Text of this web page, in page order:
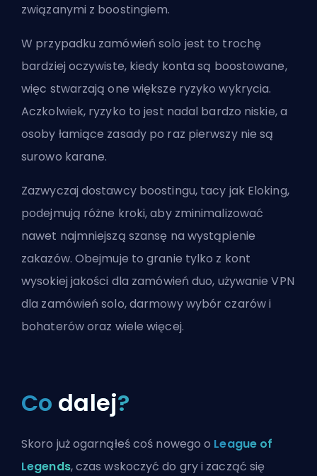
związanymi z boostingiem.
W przypadku zamówień solo jest to trochę
bardziej oczywiste, kiedy konta są boostowane,
więc stwarzają one większe ryzyko wykrycia.
Aczkolwiek, ryzyko to jest nadal bardzo niskie, a
osoby łamiące zasady po raz pierwszy nie są
surowo karane.
Zazwyczaj dostawcy boostingu, tacy jak Eloking,
podejmują różne kroki, aby zminimalizować
nawet najmniejszą szansę na wystąpienie
zakazów. Obejmuje to granie tylko z kont
wysokiej jakości dla zamówień duo, używanie VPN
dla zamówień solo, darmowy wybór czarów i
bohaterów oraz wiele więcej.
Co dalej?
Skoro już ogarnąłeś coś nowego o League of
Legends, czas wskoczyć do gry i zacząć się